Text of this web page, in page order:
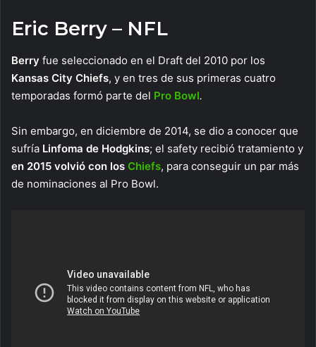
Eric Berry – NFL
Berry fue seleccionado en el Draft del 2010 por los
Kansas City Chiefs, y en tres de sus primeras cuatro
temporadas formó parte del Pro Bowl.
Sin embargo, en diciembre de 2014, se dio a conocer que
sufría Linfoma de Hodgkins; el safety recibió tratamiento y
en 2015 volvió con los Chiefs, para conseguir un par más
de nominaciones al Pro Bowl.